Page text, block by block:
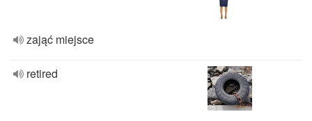
zająć miejsce
retired